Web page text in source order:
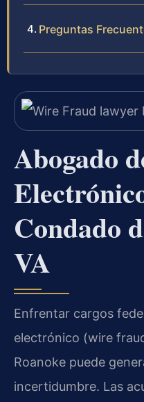
Preguntas
Abogado
Condado
VA
Enfrentar cargos
electrónico (wire
Roanoke puede
incertidumbre. Las